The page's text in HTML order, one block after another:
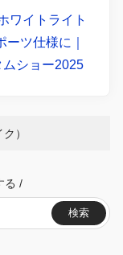
ワイトライト
ツ仕様に｜
ショー2025
）
る /
検索